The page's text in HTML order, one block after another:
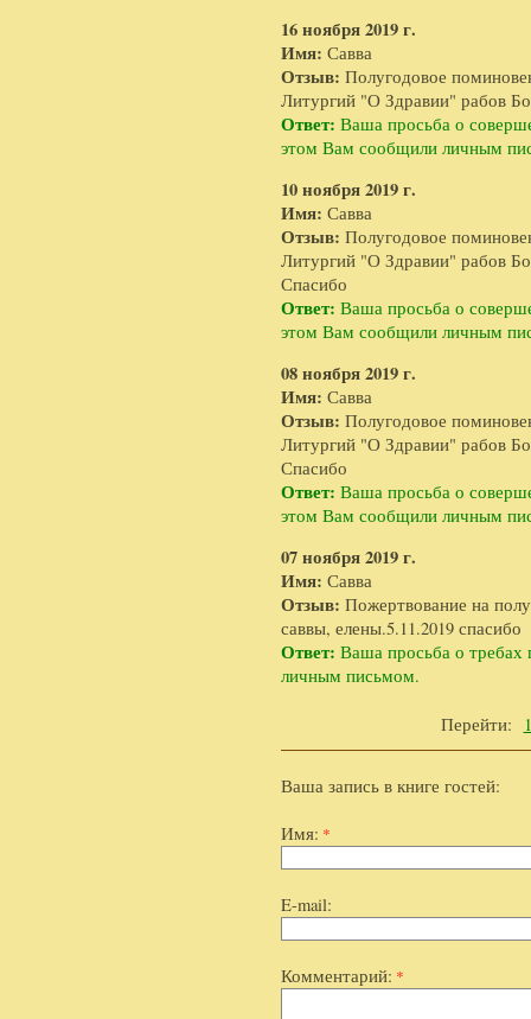
16 ноября 2019 г.
Имя: Савва
Отзыв: Полугодовое
Литургий "О Здравии" рабов
Ответ: Ваша просьба о
этом Вам сообщили личным
10 ноября 2019 г.
Имя: Савва
Отзыв: Полугодовое
Литургий "О Здравии" рабов
Спасибо
Ответ: Ваша просьба о
этом Вам сообщили личным
08 ноября 2019 г.
Имя: Савва
Отзыв: Полугодовое
Литургий "О Здравии" рабов
Спасибо
Ответ: Ваша просьба о
этом Вам сообщили личным
07 ноября 2019 г.
Имя: Савва
Отзыв: Пожертвование на
саввы, елены.5.11.2019 спасибо
Ответ: Ваша просьба о требах
личным письмом.
Перейти: 1
Ваша запись в книге гостей:
Имя: *
E-mail:
Комментарий: *